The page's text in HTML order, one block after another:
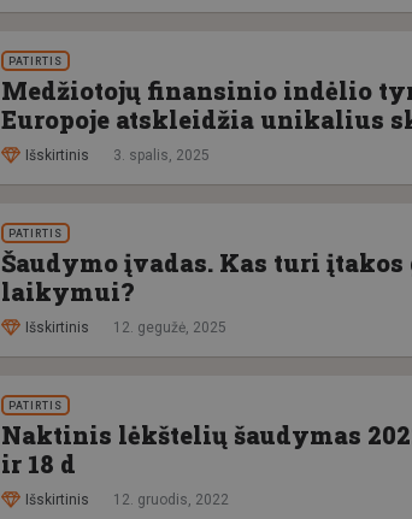
PATIRTIS
Medžiotojų finansinio indėlio
Europoje atskleidžia unikalius
Išskirtinis 3. spalis, 2025
PATIRTIS
Šaudymo įvadas. Kas turi
laikymui?
Išskirtinis 12. gegužė, 2025
PATIRTIS
Naktinis lėkštelių šaudymas
ir 18 d
Išskirtinis 12. gruodis, 2022